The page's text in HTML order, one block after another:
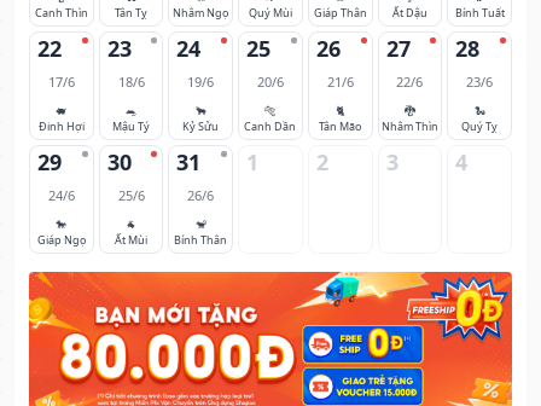
Canh Thìn
Tân Tỵ
Nhâm Ngọ
Quý Mùi
Giáp Thân
Ất Dậu
Bính Tuất
22
17/6
🐖
Đinh Hợi
23
18/6
🐀
Mậu Tý
24
19/6
🐂
Kỷ Sửu
25
20/6
🐅
Canh Dần
26
21/6
🐈
Tân Mão
27
22/6
🐉
Nhâm Thìn
28
23/6
🐍
Quý Tỵ
29
24/6
🐎
Giáp Ngọ
30
25/6
🐐
Ất Mùi
31
26/6
🐒
Bính Thân
1 2 3 4